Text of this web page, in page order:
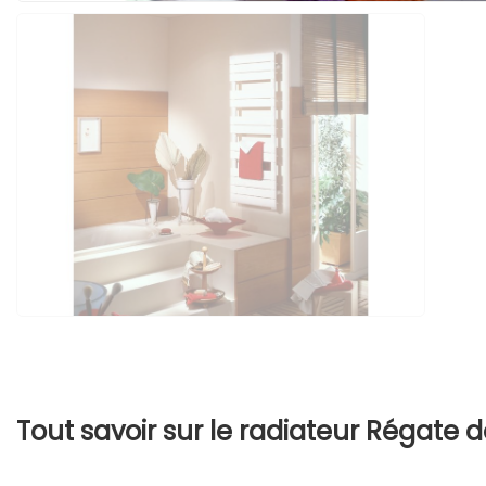
Tout savoir sur le radiateur Régate